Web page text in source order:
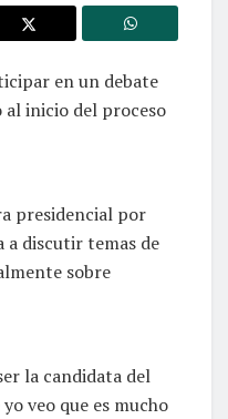
en un debate
inicio del proceso
presidencial por
a discutir temas de
sobre
la candidata del
veo que es mucho